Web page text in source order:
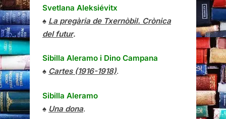
Svetlana Aleksiévitx
♠ La pregària de Txernòbil. Crònica
del futur.
Sibilla Aleramo i Dino Campana
♠ Cartes (1916-1918).
Sibilla Aleramo
♠ Una dona.